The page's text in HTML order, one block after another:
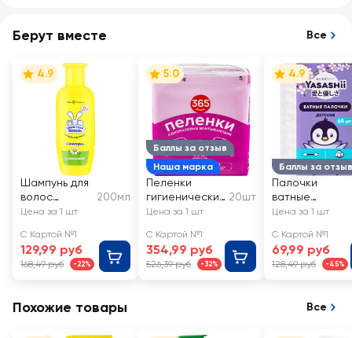
Берут вместе Все
4.9
Шампунь для
волос
детский
НЯНЬ
200мл
Цена за 1 шт
С Картой №1
129,99 руб
168,49 руб -22%
Баллы за отзыв
Наша марка
5.0
Пеленки
гигиенически
е 365 ДНЕЙ
60x90см
20шт
Цена за 1 шт
С Картой №1
354,99 руб
526,39 руб -32%
Баллы за отзыв
4.9
Палочки
ватные
детские
ограничителе
м
Цена за 1 шт
С Картой №1
69,99 руб
128,49 руб -45%
Похожие товары Все